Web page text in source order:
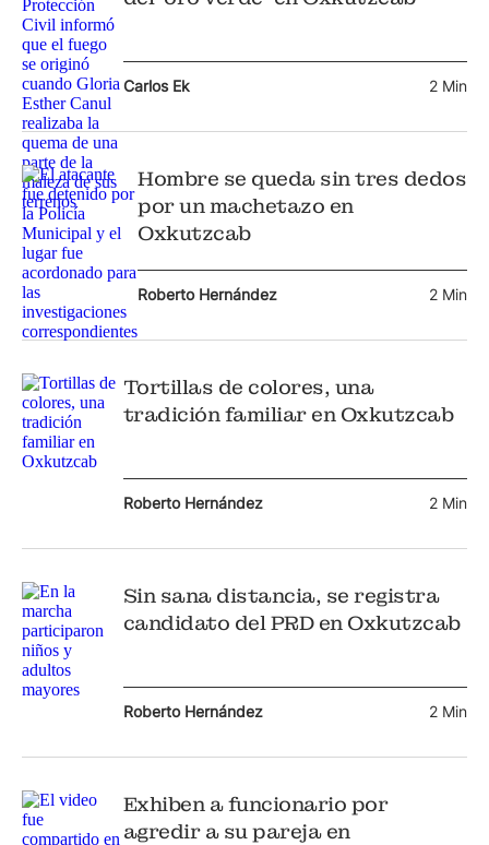
Carlos Ek 2 Min
Hombre se queda sin tres dedos
por un machetazo en
Oxkutzcab
Roberto Hernández 2 Min
Tortillas de colores, una
tradición familiar en Oxkutzcab
Roberto Hernández 2 Min
Sin sana distancia, se registra
candidato del PRD en Oxkutzcab
Roberto Hernández 2 Min
Exhiben a funcionario por
agredir a su pareja en